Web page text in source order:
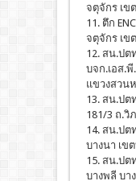
จตุจักร เข
11. ตึก
จตุจักร เข
12. สน.ปต
บจก.เอส.
แขวงสวน
13. สน.ปต
181/3 ถ.วิ
14. สน.ปต
บางนา เข
15. สน.ปต
บางพลี บา